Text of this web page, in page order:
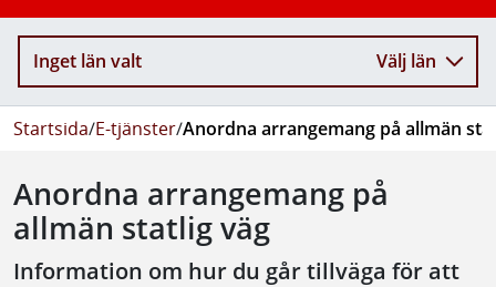
Inget län valt Välj län
Startsida/E-tjänster/Anordna arrangemang på allmän
Anordna arrangemang på
allmän statlig väg
Information om hur du går tillväga för att